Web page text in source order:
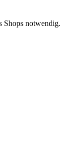
Shops notwendig.